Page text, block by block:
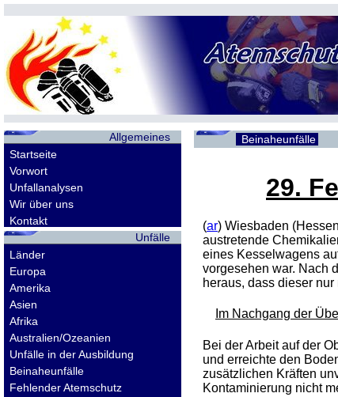
Allgemeines
Startseite
Vorwort
Unfallanalysen
Wir über uns
Kontakt
Unfälle
Länder
Europa
Amerika
Asien
Afrika
Australien/Ozeanien
Unfälle in der Ausbildung
Beinaheunfälle
Fehlender Atemschutz
Beinaheunfälle
29.
(ar) Wiesbaden
austretende
eines Kesselwagens
vorgesehen war. Nach
heraus, dass dieser
Im Nachgang der
Bei der Arbeit auf der
und erreichte den
zusätzlichen Kräften
Kontaminierung nicht